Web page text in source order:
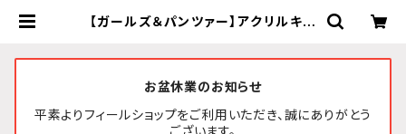
【ガールズ＆パンツァー】アクリルキー
お盆休業のお知らせ
平素よりフィールショップをご利用いただき、誠にありがとう
ございます。